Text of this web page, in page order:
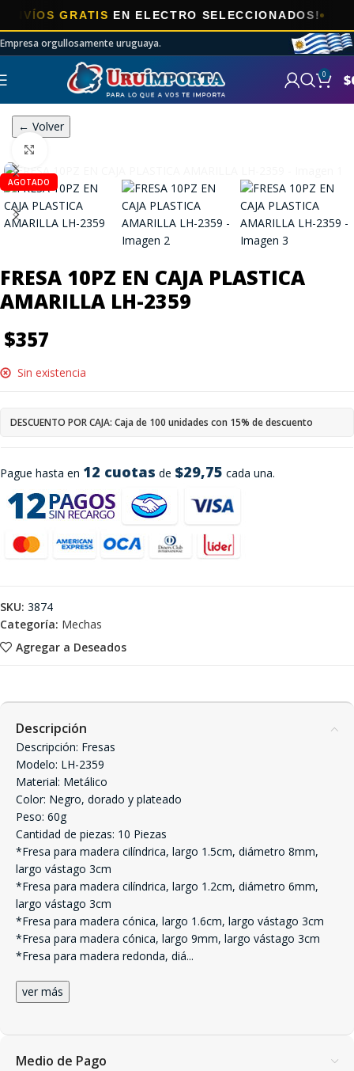
GRATISEN ELECTRO SELECCIONADOS!
Empresa orgullosamente uruguaya.
0 $
← Volver
AGOTADO
FRESA 10PZ EN CAJA PLASTICA
AMARILLA LH-2359
$357
Pague hasta en 12 cuotas de $29,75 cada una.
Sin existencia
DESCUENTO POR CAJA: Caja de 100 unidades con 15% de descuento
Agregar a Deseados
SKU: 3874
Categoría: Mechas
Descripción
Descripción: Fresas
Modelo: LH-2359
Material: Metálico
Color: Negro, dorado y plateado
Peso: 60g
Cantidad de piezas: 10 Piezas
*Fresa para madera cilíndrica, largo 1.5cm, diámetro 8mm,
largo vástago 3cm
*Fresa para madera cilíndrica, largo 1.2cm, diámetro 6mm,
largo vástago 3cm
*Fresa para madera cónica, largo 1.6cm, largo vástago 3cm
*Fresa para madera cónica, largo 9mm, largo vástago 3cm
*Fresa para madera redonda, diá...
ver más
Medio de Pago